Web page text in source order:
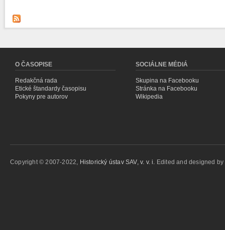
O ČASOPISE
Redakčná rada
Etické štandardy časopisu
Pokyny pre autorov
SOCIÁLNE MÉDIÁ
Skupina na Facebooku
Stránka na Facebooku
Wikipedia
Copyright © 2007-2022, Historický ústav SAV, v. v. i. Edited and designed by